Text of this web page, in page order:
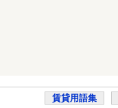
賃貸用語集